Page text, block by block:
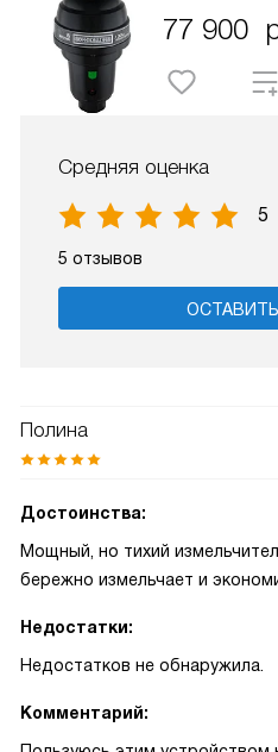
77 900
Средняя оценка
5
5 отзывов
Полина
Достоинства:
Мощный, но тихий
бережно измельчает и
Недостатки:
Недостатков не обнаружила.
Комментарий: